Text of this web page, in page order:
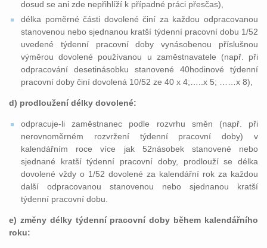
dosud se ani zde nepřihlíží k případné práci přesčas),
délka poměrné části dovolené činí za každou odpracovanou
stanovenou nebo sjednanou kratší týdenní pracovní dobu 1/52
uvedené týdenní pracovní doby vynásobenou příslušnou
výměrou dovolené používanou u zaměstnavatele (např. při
odpracování desetinásobku stanovené 40hodinové týdenní
pracovní doby činí dovolená 10/52 ze 40 x 4;…..x 5; ……x 8),
d) prodloužení délky dovolené:
odpracuje-li zaměstnanec podle rozvrhu směn (např. při
nerovnoměrném rozvržení týdenní pracovní doby) v
kalendářním roce více jak 52násobek stanovené nebo
sjednané kratší týdenní pracovní doby, prodlouží se délka
dovolené vždy o 1/52 dovolené za kalendářní rok za každou
další odpracovanou stanovenou nebo sjednanou kratší
týdenní pracovní dobu.
e) změny délky týdenní pracovní doby během kalendářního
roku: